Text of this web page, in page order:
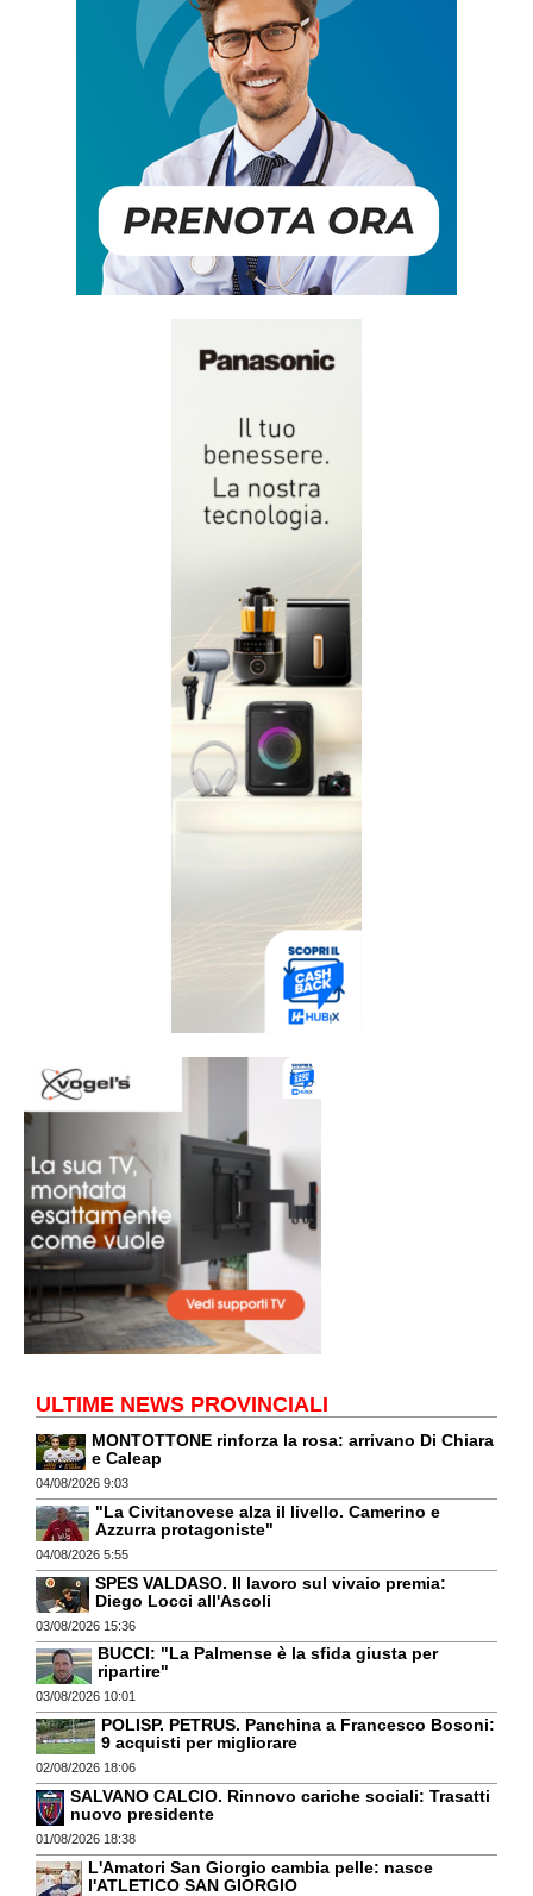
ULTIME NEWS PROVINCIALI
MONTOTTONE rinforza la rosa: arrivano Di Chiara
e Caleap
04/08/2026 9:03
"La Civitanovese alza il livello. Camerino e
Azzurra protagoniste"
04/08/2026 5:55
SPES VALDASO. Il lavoro sul vivaio premia:
Diego Locci all'Ascoli
03/08/2026 15:36
BUCCI: "La Palmense è la sfida giusta per
ripartire"
03/08/2026 10:01
POLISP. PETRUS. Panchina a Francesco Bosoni:
9 acquisti per migliorare
02/08/2026 18:06
SALVANO CALCIO. Rinnovo cariche sociali: Trasatti
nuovo presidente
01/08/2026 18:38
L'Amatori San Giorgio cambia pelle: nasce
l'ATLETICO SAN GIORGIO